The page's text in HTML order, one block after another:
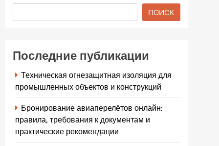
ПОИСК
Последние публикации
Техническая огнезащитная изоляция для
промышленных объектов и конструкций
Бронирование авиаперелётов онлайн:
правила, требования к документам и
практические рекомендации